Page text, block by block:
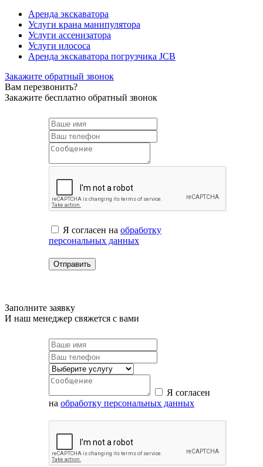
Аренда экскаватора
Услуги крана манипулятора
Услуги ассенизатора
Услуги илососа
Аренда экскаватора погрузчика JCB
Закажите обратный звонок
Вам перезвонить?
Закажите бесплатно обратный звонок
Я согласен на обработку
персональных данных
Заполните заявку
И наш менеджер свяжется с вами
Я согласен
на обработку персональных данных